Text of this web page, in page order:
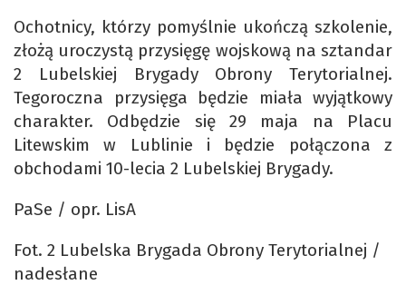
Ochotnicy, którzy pomyślnie ukończą szkolenie,
złożą uroczystą przysięgę wojskową na sztandar
2 Lubelskiej Brygady Obrony Terytorialnej.
Tegoroczna przysięga będzie miała wyjątkowy
charakter. Odbędzie się 29 maja na Placu
Litewskim w Lublinie i będzie połączona z
obchodami 10-lecia 2 Lubelskiej Brygady.
PaSe / opr. LisA
Fot. 2 Lubelska Brygada Obrony Terytorialnej /
nadesłane